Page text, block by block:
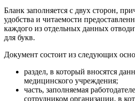
Бланк заполняется с двух сторон,
удобства и читаемости
каждого из отдельных данных
для букв.
Документ состоит из следующих
раздел, в который вносятся
медицинского учреждения;
часть, заполняемая
сотрудником организации, в